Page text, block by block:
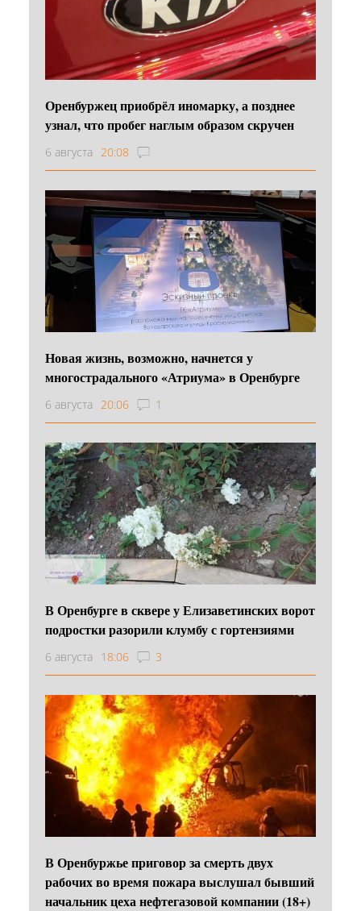
Оренбуржец приобрёл иномарку, а позднее
узнал, что пробег наглым образом скручен
6 августа 20:08
Новая жизнь, возможно, начнется у
многострадального «Атриума» в Оренбурге
6 августа 20:06 1
В Оренбурге в сквере у Елизаветинских ворот
подростки разорили клумбу с гортензиями
6 августа 18:06 3
В Оренбуржье приговор за смерть двух
рабочих во время пожара выслушал бывший
начальник цеха нефтегазовой компании (18+)